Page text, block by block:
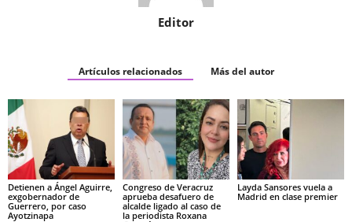
Editor
Artículos relacionados Más del autor
Detienen a Ángel Aguirre,
exgobernador de
Guerrero, por caso
Ayotzinapa
Congreso de Veracruz
aprueba desafuero de
alcalde ligado al caso de
la periodista Roxana
Layda Sansores vuela a
Madrid en clase premier